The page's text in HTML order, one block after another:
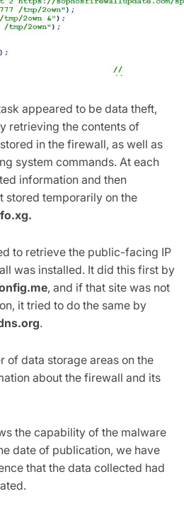
appeared to be data theft,
retrieving the contents of
in the firewall, as well as
system commands. At each
information and then
stored temporarily on the
xg.
to retrieve the public-facing IP
was installed. It did this first by
, and if that site was not
it tried to do the same by
.
of data storage areas on the
about the firewall and its
the capability of the malware
date of publication, we have
that the data collected had